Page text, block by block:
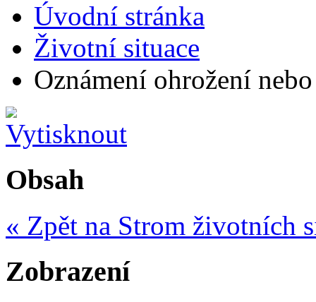
Úvodní stránka
Životní situace
Oznámení ohrožení
Obsah
« Zpět na Strom životních
Zobrazení